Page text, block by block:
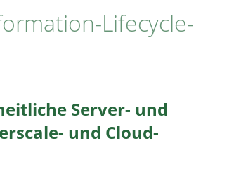
Lifecycle-
Server- und
und Cloud-